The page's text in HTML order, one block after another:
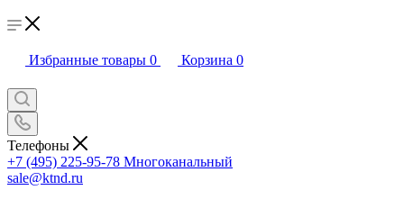
Избранные товары 0 Корзина 0
Телефоны
+7 (495) 225-95-78 Многоканальный
sale@ktnd.ru